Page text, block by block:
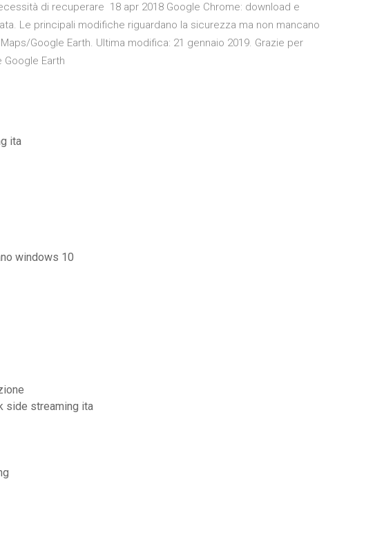
di recuperare 18 apr 2018 Google Chrome: download e
Le principali modifiche riguardano la sicurezza ma non mancano
Google Earth. Ultima modifica: 21 gennaio 2019. Grazie per
Earth
ita
windows 10
side streaming ita